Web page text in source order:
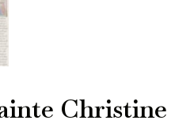
Christine